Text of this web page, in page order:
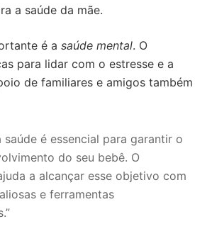
a saúde da mãe.
é a saúde mental. O
para lidar com o estresse e a
de familiares e amigos também
saúde é essencial para garantir o
do seu bebê. O
a alcançar esse objetivo com
e ferramentas